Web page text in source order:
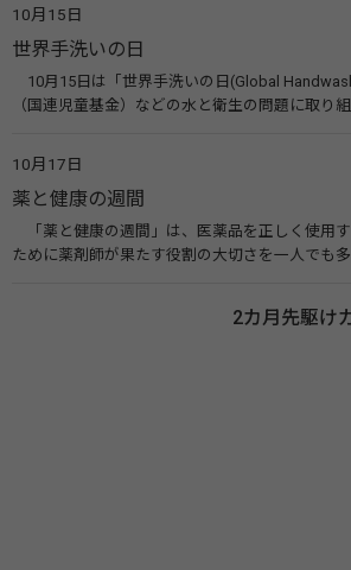
す。 関連リンク 世界メンタルヘルスデー（厚生労働省） 働く人のメンタ
ルヘルス・ポータルサイト「こころの耳」（厚生
10月15日
世界手洗いの日
10月15日は「世界手洗いの日(Global
（国連児童基金）などの水と衛生の問題に取り
10月17日
薬と健康の週間
「薬と健康の週間」は、医薬品を正しく使用
ために薬剤師が果たす役割の大切さを一人でも
伝えたい！薬との付き合い方」（保健指導リソー
2カ月先駆け